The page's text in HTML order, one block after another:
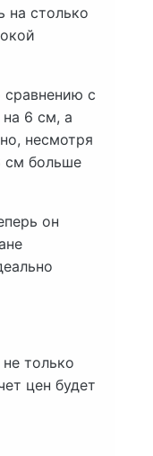
на столько
с
6 см, а
несмотря
см больше
он
только
цен будет